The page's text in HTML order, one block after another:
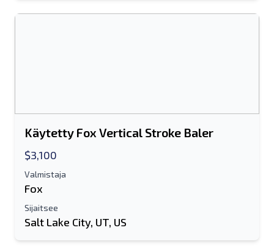
Käytetty Fox Vertical Stroke Baler
$3,100
Valmistaja
Fox
Sijaitsee
Salt Lake City, UT, US